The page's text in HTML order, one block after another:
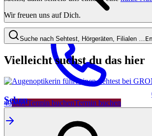
40Jetzt Termin buchenTermin buchen
Wir freuen uns auf Dich.
Suche nach Sehtest, Hörgeräten, Filialen …
Vielleicht suchst du das hier
Sehen